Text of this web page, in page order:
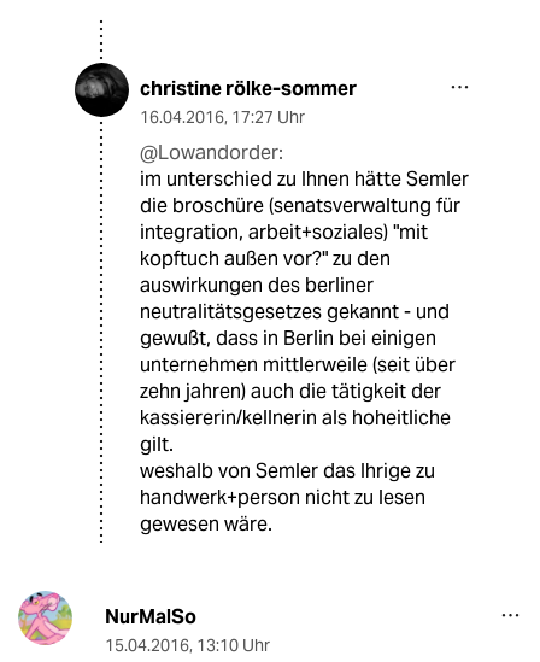
christine rölke-sommer
16.04.2016, 17:27 Uhr
@Lowandorder:
im unterschied zu Ihnen hätte Semler
die broschüre (senatsverwaltung für
integration, arbeit+soziales) "mit
kopftuch außen vor?" zu den
auswirkungen des berliner
neutralitätsgesetzes gekannt - und
gewußt, dass in Berlin bei einigen
unternehmen mittlerweile (seit über
zehn jahren) auch die tätigkeit der
kassiererin/kellnerin als hoheitliche
gilt.
weshalb von Semler das Ihrige zu
handwerk+person nicht zu lesen
gewesen wäre.
NurMalSo
15.04.2016, 13:10 Uhr